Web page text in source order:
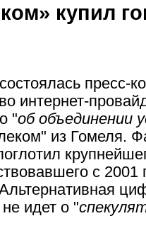
купил
пресс-
интернет-
"об объединении
из Гомеля.
с 2001
идет о "